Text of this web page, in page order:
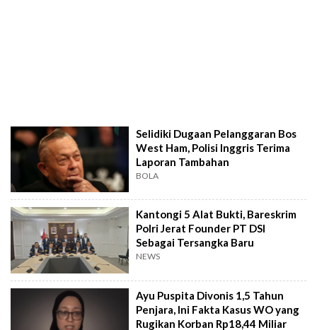
Selidiki Dugaan Pelanggaran Bos
West Ham, Polisi Inggris Terima
Laporan Tambahan
BOLA
Kantongi 5 Alat Bukti, Bareskrim
Polri Jerat Founder PT DSI
Sebagai Tersangka Baru
NEWS
Ayu Puspita Divonis 1,5 Tahun
Penjara, Ini Fakta Kasus WO yang
Rugikan Korban Rp18,44 Miliar